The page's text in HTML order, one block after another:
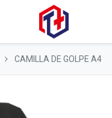
CAMILLA DE GOLPE A4